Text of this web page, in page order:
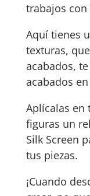
trabajos
Aquí tienes
texturas,
acabados,
acabados
Aplícalas en
figuras un
Silk Screen
tus piezas.
¡Cuando